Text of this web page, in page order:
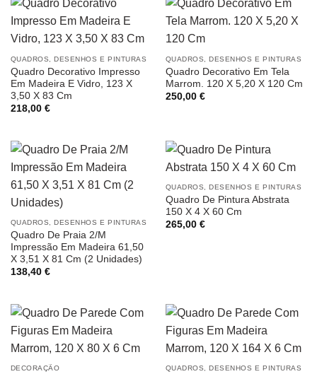
QUADROS, DESENHOS E PINTURAS
Quadro Decorativo Impresso
Em Madeira E Vidro, 123 X
3,50 X 83 Cm
218,00 €
QUADROS, DESENHOS E PINTURAS
Quadro Decorativo Em Tela
Marrom. 120 X 5,20 X 120 Cm
250,00 €
QUADROS, DESENHOS E PINTURAS
Quadro De Praia 2/M
Impressão Em Madeira 61,50
X 3,51 X 81 Cm (2 Unidades)
138,40 €
QUADROS, DESENHOS E PINTURAS
Quadro De Pintura Abstrata
150 X 4 X 60 Cm
265,00 €
DECORAÇÃO QUADROS, DESENHOS E PINTURAS